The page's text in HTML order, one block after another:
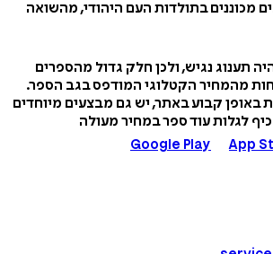
מכוננים בתולדות העם היהודי, מהשואה
תענוג נגיש, ולכן חלק גדול מהספרים
מהמחיר הקטלוגי המודפס בגב הספר.
באופן קבוע באתר, יש גם מבצעים מיוחדים
לגלות עוד ספר במחיר מעולה
Google Play
App